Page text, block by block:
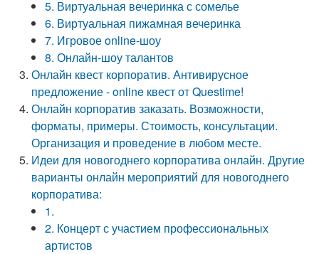
5. Виртуальная вечеринка с сомелье
6. Виртуальная пижамная вечеринка
7. Игровое online-шоу
8. Онлайн-шоу талантов
Онлайн квест корпоратив. Антивирусное
предложение - online квест от Questime!
Онлайн корпоратив заказать. Возможности,
форматы, примеры. Стоимость, консультации.
Организация и проведение в любом месте.
Идеи для новогоднего корпоратива онлайн. Другие
варианты онлайн мероприятий для новогоднего
корпоратива:
1.
2. Концерт с участием профессиональных
артистов